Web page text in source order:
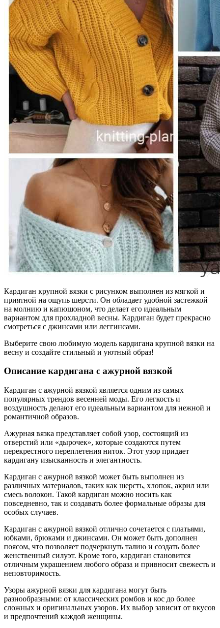
Кардиган крупной вязки с рисунком выполнен из мягкой и
приятной на ощупь шерсти. Он обладает удобной застежкой
на молнию и капюшоном, что делает его идеальным
вариантом для прохладной весны. Кардиган будет прекрасно
смотреться с джинсами или леггинсами.
Выберите свою любимую модель кардигана крупной вязки на
весну и создайте стильный и уютный образ!
Описание кардигана с ажурной вязкой
Кардиган с ажурной вязкой является одним из самых
популярных трендов весенней моды. Его легкость и
воздушность делают его идеальным вариантом для нежной и
романтичной образов.
Ажурная вязка представляет собой узор, состоящий из
отверстий или «дырочек», которые создаются путем
перекрестного переплетения ниток. Этот узор придает
кардигану изысканность и элегантность.
Кардиган с ажурной вязкой может быть выполнен из
различных материалов, таких как шерсть, хлопок, акрил или
смесь волокон. Такой кардиган можно носить как
повседневно, так и создавать более формальные образы для
особых случаев.
Кардиган с ажурной вязкой отлично сочетается с платьями,
юбками, брюками и джинсами. Он может быть дополнен
поясом, что позволяет подчеркнуть талию и создать более
женственный силуэт. Кроме того, кардиган становится
отличным украшением любого образа и привносит свежесть и
неповторимость.
Узоры ажурной вязки для кардигана могут быть
разнообразными: от классических ромбов и кос до более
сложных и оригинальных узоров. Их выбор зависит от вкусов
и предпочтений каждой женщины.